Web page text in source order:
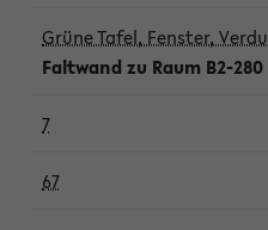
Grüne Tafel, Fenster,
Faltwand zu Raum B2-280
7
67